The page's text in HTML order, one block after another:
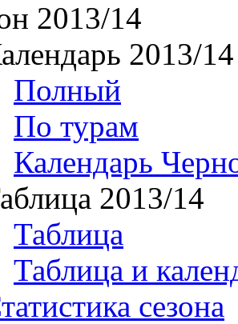
2013/14
2013/14
Полный
По турам
Календарь
2013/14
Таблица
Таблица и
сезона